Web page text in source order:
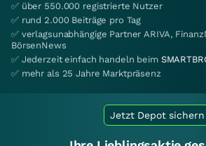
✅ über 550.000 registrierte Nutzer
✅ rund 2.000 Beiträge pro Tag
✅ verlagsunabhängige Partner ARIVA,
BörsenNews
✅ Jederzeit einfach handeln beim
✅ mehr als 25 Jahre Marktpräsenz
Jetzt Depot sichern